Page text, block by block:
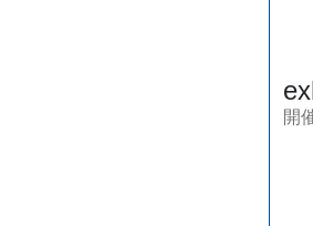
開